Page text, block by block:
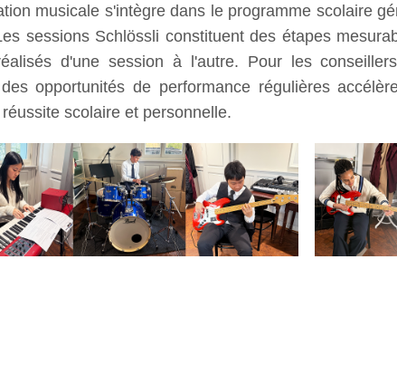
musicale s'intègre dans le programme scolaire
sessions Schlössli constituent des étapes
d'une session à l'autre. Pour les
opportunités de performance régulières
scolaire et personnelle.